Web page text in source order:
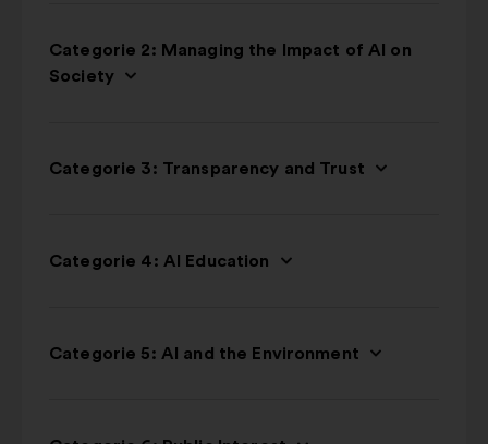
Categorie 2: Managing the Impact of AI on
Society
Categorie 3: Transparency and Trust
Categorie 4: AI Education
Categorie 5: AI and the Environment